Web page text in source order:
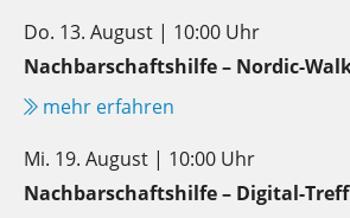
Do. 13. August | 10:00 Uhr
Nachbarschaftshilfe – Nordic-
mehr erfahren
Mi. 19. August | 10:00 Uhr
Nachbarschaftshilfe – Digital-Treff